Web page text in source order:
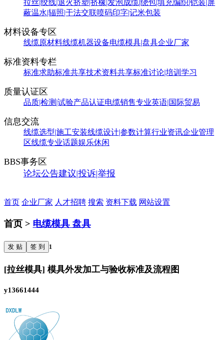
拉丝|绞线|退火挤塑|挤橡|发泡成缆|绕包|填充编织|铠装|屏
蔽温水|辐照|干法交联喷码印字|记米包装
材料设备专区
线缆原材料线缆机器设备电缆模具|盘具企业厂家
标准资料专栏
标准求助标准共享技术资料共享标准讨论|培训学习
质量认证区
品质|检测|试验产品认证电缆销售专业英语|国际贸易
信息交流
线缆选型|施工安装线缆设计|参数计算行业资讯企业管理
区线缆专业话题娱乐休闲
BBS事务区
论坛公告建议|投诉|举报
首页 企业厂家 人才招聘 搜索 资料下载 网站设置
首页 > 电缆模具 盘具
发 贴 签 到 1
[拉丝模具] 模具外发加工与验收标准及流程图
y13661444